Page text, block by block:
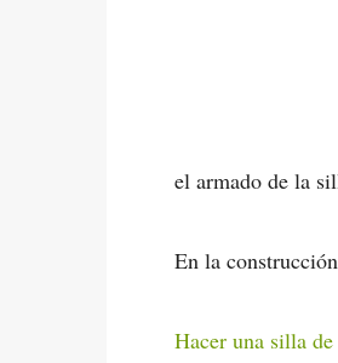
el armado de la
En la
Hacer una silla